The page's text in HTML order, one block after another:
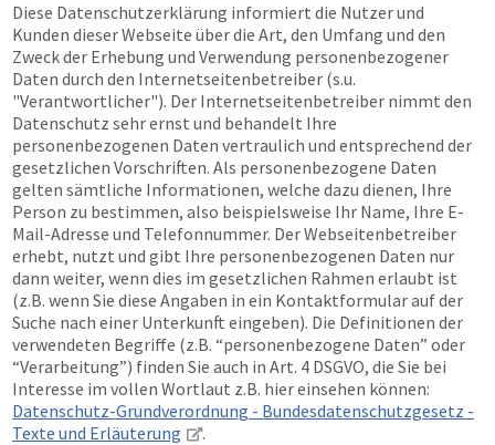
Diese Datenschutzerklärung informiert die Nutzer und
Kunden dieser Webseite über die Art, den Umfang und den
Zweck der Erhebung und Verwendung personenbezogener
Daten durch den Internetseitenbetreiber (s.u.
"Verantwortlicher"). Der Internetseitenbetreiber nimmt den
Datenschutz sehr ernst und behandelt Ihre
personenbezogenen Daten vertraulich und entsprechend der
gesetzlichen Vorschriften. Als personenbezogene Daten
gelten sämtliche Informationen, welche dazu dienen, Ihre
Person zu bestimmen, also beispielsweise Ihr Name, Ihre E-
Mail-Adresse und Telefonnummer. Der Webseitenbetreiber
erhebt, nutzt und gibt Ihre personenbezogenen Daten nur
dann weiter, wenn dies im gesetzlichen Rahmen erlaubt ist
(z.B. wenn Sie diese Angaben in ein Kontaktformular auf der
Suche nach einer Unterkunft eingeben). Die Definitionen der
verwendeten Begriffe (z.B. “personenbezogene Daten” oder
“Verarbeitung”) finden Sie auch in Art. 4 DSGVO, die Sie bei
Interesse im vollen Wortlaut z.B. hier einsehen können:
Datenschutz-Grundverordnung - Bundesdatenschutzgesetz -
Texte und Erläuterung
.